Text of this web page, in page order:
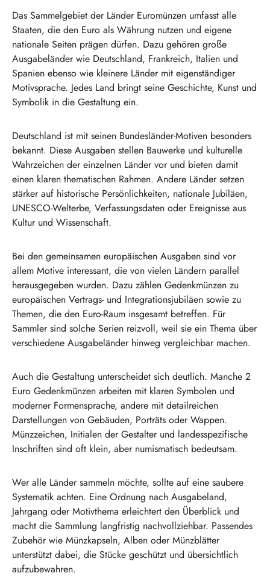
Das Sammelgebiet der Länder Euromünzen umfasst alle
Staaten, die den Euro als Währung nutzen und eigene
nationale Seiten prägen dürfen. Dazu gehören große
Ausgabeländer wie Deutschland, Frankreich, Italien und
Spanien ebenso wie kleinere Länder mit eigenständiger
Motivsprache. Jedes Land bringt seine Geschichte, Kunst und
Symbolik in die Gestaltung ein.
Deutschland ist mit seinen Bundesländer-Motiven besonders
bekannt. Diese Ausgaben stellen Bauwerke und kulturelle
Wahrzeichen der einzelnen Länder vor und bieten damit
einen klaren thematischen Rahmen. Andere Länder setzen
stärker auf historische Persönlichkeiten, nationale Jubiläen,
UNESCO-Welterbe, Verfassungsdaten oder Ereignisse aus
Kultur und Wissenschaft.
Bei den gemeinsamen europäischen Ausgaben sind vor
allem Motive interessant, die von vielen Ländern parallel
herausgegeben wurden. Dazu zählen Gedenkmünzen zu
europäischen Vertrags- und Integrationsjubiläen sowie zu
Themen, die den Euro-Raum insgesamt betreffen. Für
Sammler sind solche Serien reizvoll, weil sie ein Thema über
verschiedene Ausgabeländer hinweg vergleichbar machen.
Auch die Gestaltung unterscheidet sich deutlich. Manche 2
Euro Gedenkmünzen arbeiten mit klaren Symbolen und
moderner Formensprache, andere mit detailreichen
Darstellungen von Gebäuden, Porträts oder Wappen.
Münzzeichen, Initialen der Gestalter und landesspezifische
Inschriften sind oft klein, aber numismatisch bedeutsam.
Wer alle Länder sammeln möchte, sollte auf eine saubere
Systematik achten. Eine Ordnung nach Ausgabeland,
Jahrgang oder Motivthema erleichtert den Überblick und
macht die Sammlung langfristig nachvollziehbar. Passendes
Zubehör wie Münzkapseln, Alben oder Münzblätter
unterstützt dabei, die Stücke geschützt und übersichtlich
aufzubewahren.